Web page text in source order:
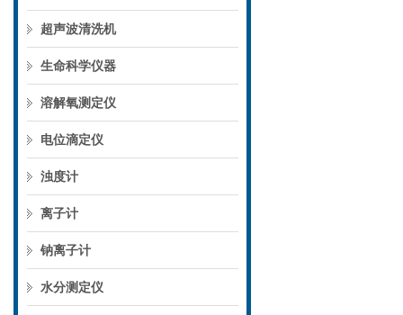
超声波清洗机
生命科学仪器
溶解氧测定仪
电位滴定仪
浊度计
离子计
钠离子计
水分测定仪